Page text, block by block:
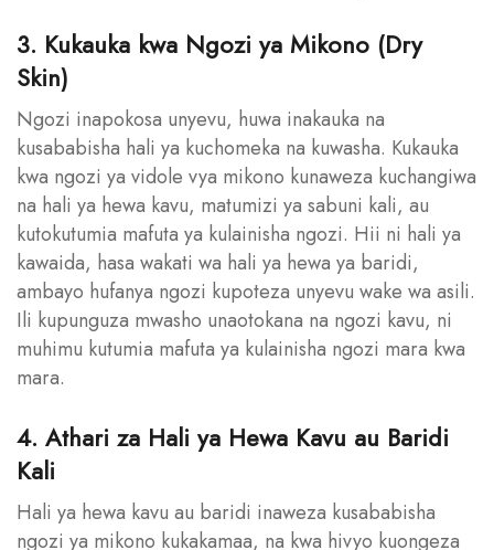
3. Kukauka kwa Ngozi ya Mikono (Dry
Skin)
Ngozi inapokosa unyevu, huwa inakauka na
kusababisha hali ya kuchomeka na kuwasha. Kukauka
kwa ngozi ya vidole vya mikono kunaweza kuchangiwa
na hali ya hewa kavu, matumizi ya sabuni kali, au
kutokutumia mafuta ya kulainisha ngozi. Hii ni hali ya
kawaida, hasa wakati wa hali ya hewa ya baridi,
ambayo hufanya ngozi kupoteza unyevu wake wa asili.
Ili kupunguza mwasho unaotokana na ngozi kavu, ni
muhimu kutumia mafuta ya kulainisha ngozi mara kwa
mara.
4. Athari za Hali ya Hewa Kavu au Baridi
Kali
Hali ya hewa kavu au baridi inaweza kusababisha
ngozi ya mikono kukakamaa, na kwa hivyo kuongeza